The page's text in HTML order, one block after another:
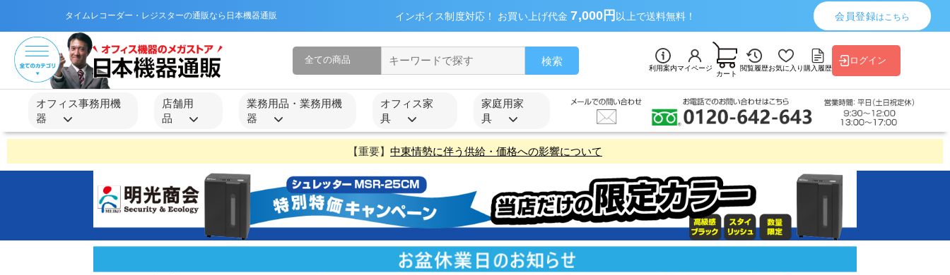
タイムレコーダー・レジスターの通販なら日本機器通販 インボイス制度対応！ お買い上げ代金7,000円 以上で送料無料！ 会員登録はこちら
検索
利用案内マイページ
カート
閲覧履歴お気に入り購入履歴
ログイン
オフィス事務用機
器
店舗用
品
業務用品・業務用機
器
オフィス家
具
家庭用家
具
【重要】 中東情勢に伴う供給・価格への影響について